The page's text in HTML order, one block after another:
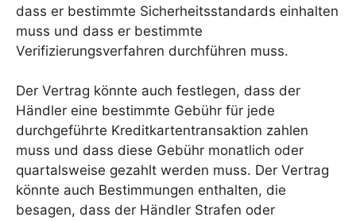
dass er bestimmte Sicherheitsstandards einhalten
muss und dass er bestimmte
Verifizierungsverfahren durchführen muss.
Der Vertrag könnte auch festlegen, dass der
Händler eine bestimmte Gebühr für jede
durchgeführte Kreditkartentransaktion zahlen
muss und dass diese Gebühr monatlich oder
quartalsweise gezahlt werden muss. Der Vertrag
könnte auch Bestimmungen enthalten, die
besagen, dass der Händler Strafen oder